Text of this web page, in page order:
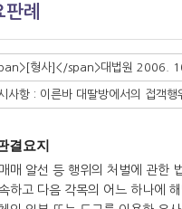
례
형사]</span>대법원 2006.
사항 : 이른바 대딸방에서의 접객
결요지
매 알선 등 행위의 처벌에 관한
하고 다음 각목의 어느 하나에